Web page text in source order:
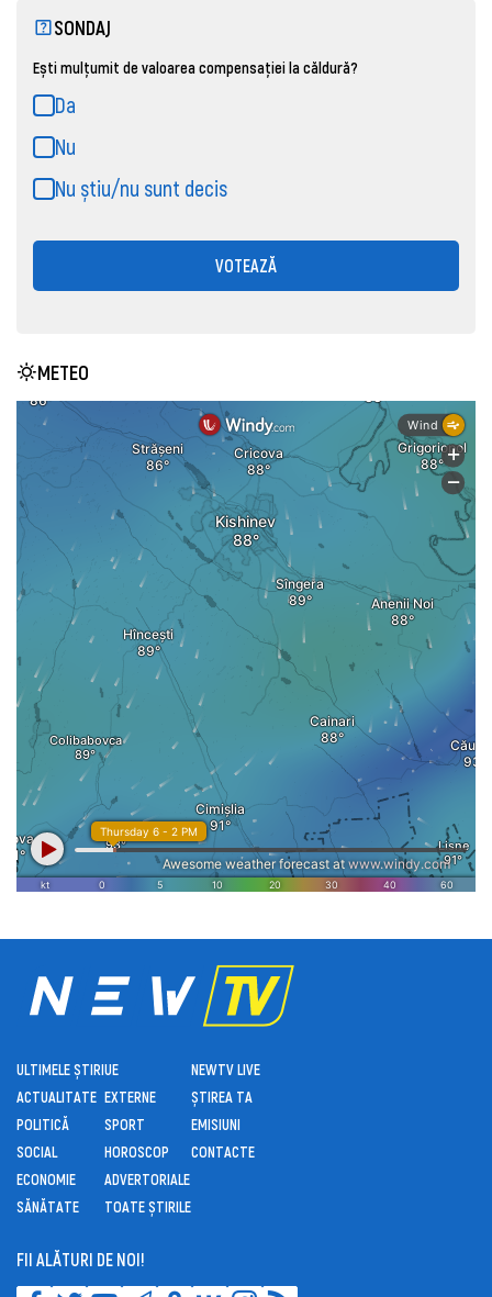
SONDAJ
Ești mulțumit de valoarea compensației la căldură?
Da
Nu
Nu știu/nu sunt decis
VOTEAZĂ
METEO
ULTIMELE ȘTIRI
ACTUALITATE
POLITICĂ
SOCIAL
ECONOMIE
SĂNĂTATE
UE
EXTERNE
SPORT
HOROSCOP
ADVERTORIALE
TOATE ȘTIRILE
NEWTV LIVE
ȘTIREA TA
EMISIUNI
CONTACTE
FII ALĂTURI DE NOI!